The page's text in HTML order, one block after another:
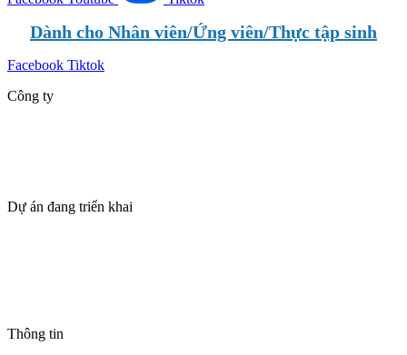
Dành cho Nhân viên/Ứng viên/Thực tập sinh
Facebook Tiktok
Công ty
Dự án đang triển khai
Thông tin